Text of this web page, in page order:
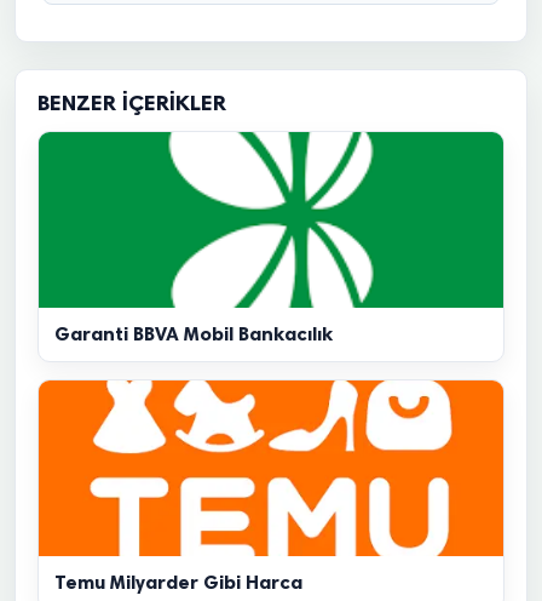
BENZER İÇERIKLER
Garanti BBVA Mobil Bankacılık
Temu Milyarder Gibi Harca